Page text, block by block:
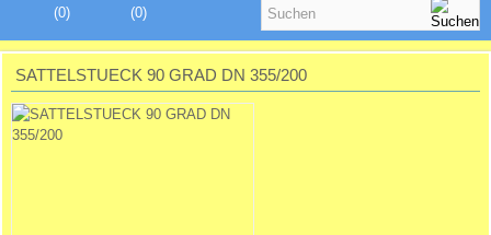
(0)
(0)
SATTELSTUECK 90 GRAD DN 355/200